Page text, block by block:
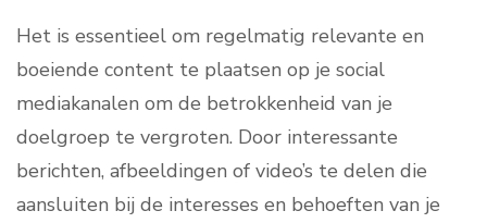
Het is essentieel om regelmatig relevante en
boeiende content te plaatsen op je social
mediakanalen om de betrokkenheid van je
doelgroep te vergroten. Door interessante
berichten, afbeeldingen of video’s te delen die
aansluiten bij de interesses en behoeften van je